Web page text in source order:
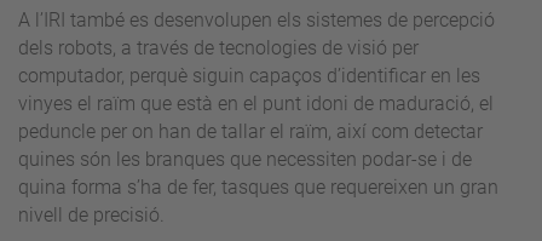
A l’IRI també es desenvolupen els sistemes de percepció
dels robots, a través de tecnologies de visió per
computador, perquè siguin capaços d’identificar en les
vinyes el raïm que està en el punt idoni de maduració, el
peduncle per on han de tallar el raïm, així com detectar
quines són les branques que necessiten podar-se i de
quina forma s’ha de fer, tasques que requereixen un gran
nivell de precisió.